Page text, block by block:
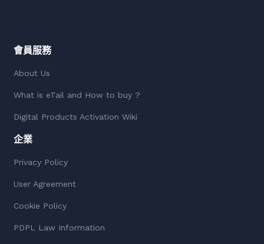
會員服務
About Us
What is eTail and How to buy ?
Digital Products Activation Wiki
企業
Privacy Policy
User Agreement
Cookie Policy
PDPL Law Information